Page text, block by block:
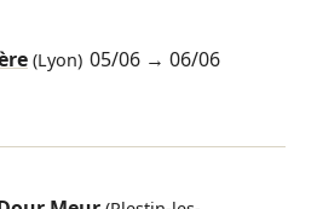
(Lyon) 05/06 →06/06